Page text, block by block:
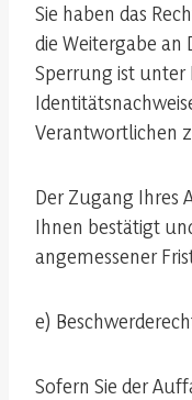
Sie haben das
die Weitergabe an
Sperrung ist unter
Verantwortlichen
Der Zugang Ihres
Ihnen bestätigt
angemessener
e)
Sofern Sie der